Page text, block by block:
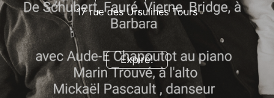
Expiré!
17 rue des Ursulines Tours